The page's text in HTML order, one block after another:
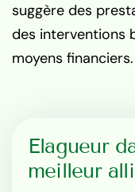
suggère des
des interventions
moyens financiers.
Elagueur
meilleur